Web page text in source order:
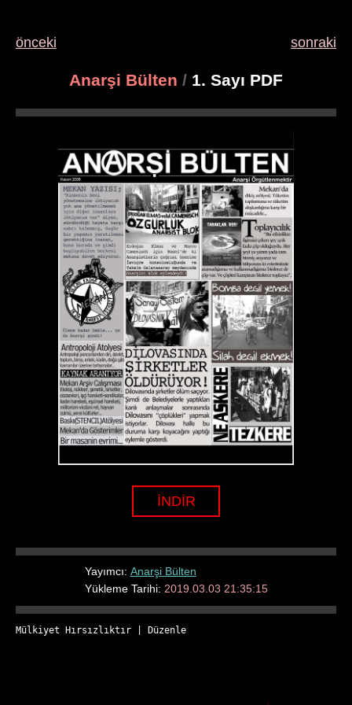
önceki sonraki
Anarşi Bülten / 1. Sayı PDF
İNDİR
Yayımcı: Anarşi Bülten
Yükleme Tarihi: 2019.03.03 21:35:15
Mülkiyet Hırsızlıktır Düzenle